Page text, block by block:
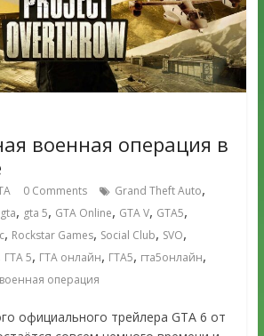
военная операция в
0 Comments Grand Theft Auto,
gta, gta 5, GTA Online, GTA V, GTA5,
, Rockstar Games, Social Club, SVO,
ГТА 5, ГТА онлайн, ГТА5, гта5онлайн,
операция
официального трейлера GTA 6 от